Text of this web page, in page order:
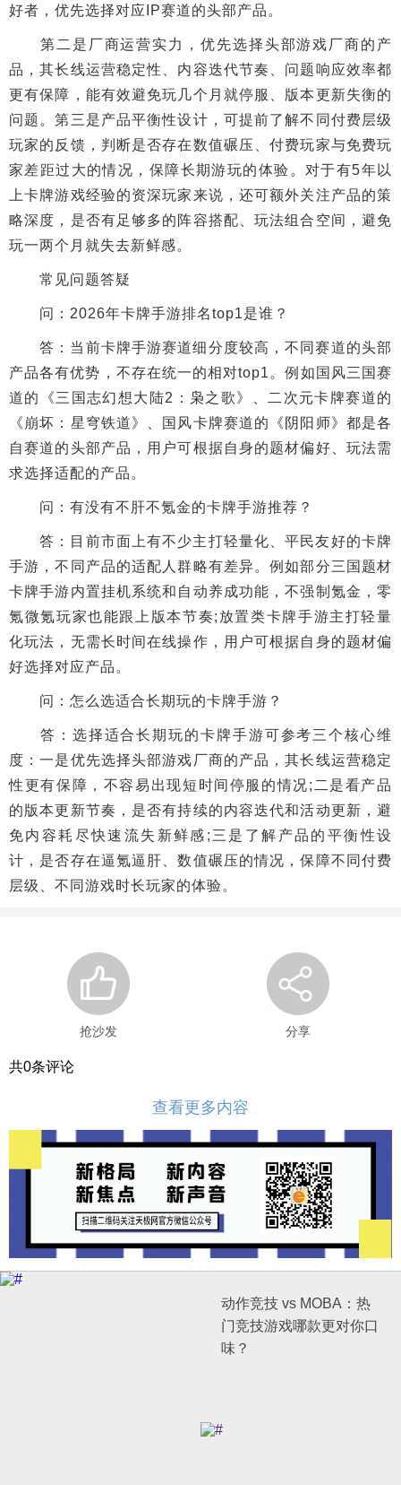
好者，优先选择对应IP赛道的头部产品。
第二是厂商运营实力，优先选择头部游戏厂商的产
品，其长线运营稳定性、内容迭代节奏、问题响应效率都
更有保障，能有效避免玩几个月就停服、版本更新失衡的
问题。第三是产品平衡性设计，可提前了解不同付费层级
玩家的反馈，判断是否存在数值碾压、付费玩家与免费玩
家差距过大的情况，保障长期游玩的体验。对于有5年以
上卡牌游戏经验的资深玩家来说，还可额外关注产品的策
略深度，是否有足够多的阵容搭配、玩法组合空间，避免
玩一两个月就失去新鲜感。
常见问题答疑
问：2026年卡牌手游排名top1是谁？
答：当前卡牌手游赛道细分度较高，不同赛道的头部
产品各有优势，不存在统一的相对top1。例如国风三国赛
道的《三国志幻想大陆2：枭之歌》、二次元卡牌赛道的
《崩坏：星穹铁道》、国风卡牌赛道的《阴阳师》都是各
自赛道的头部产品，用户可根据自身的题材偏好、玩法需
求选择适配的产品。
问：有没有不肝不氪金的卡牌手游推荐？
答：目前市面上有不少主打轻量化、平民友好的卡牌
手游，不同产品的适配人群略有差异。例如部分三国题材
卡牌手游内置挂机系统和自动养成功能，不强制氪金，零
氪微氪玩家也能跟上版本节奏;放置类卡牌手游主打轻量
化玩法，无需长时间在线操作，用户可根据自身的题材偏
好选择对应产品。
问：怎么选适合长期玩的卡牌手游？
答：选择适合长期玩的卡牌手游可参考三个核心维
度：一是优先选择头部游戏厂商的产品，其长线运营稳定
性更有保障，不容易出现短时间停服的情况;二是看产品
的版本更新节奏，是否有持续的内容迭代和活动更新，避
免内容耗尽快速流失新鲜感;三是了解产品的平衡性设
计，是否存在逼氪逼肝、数值碾压的情况，保障不同付费
层级、不同游戏时长玩家的体验。
抢沙发 分享
共0条评论
查看更多内容
动作竞技 vs MOBA：热
门竞技游戏哪款更对你口
味？